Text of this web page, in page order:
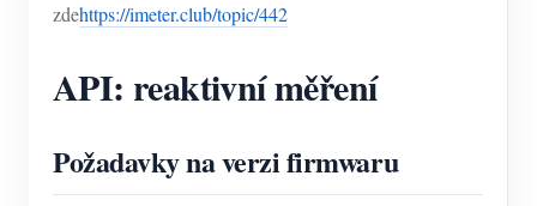
zdehttps://imeter.club/topic/442
API: reaktivní měření
Požadavky na verzi firmwaru